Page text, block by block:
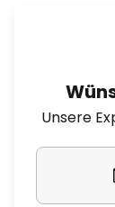
Unsere